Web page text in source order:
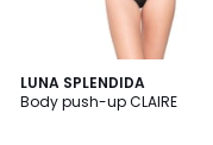
LUNA SPLENDIDA
Body push-up CLAIRE